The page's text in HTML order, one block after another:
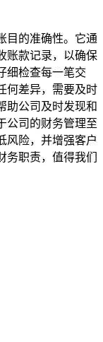
目的准确性。它通
账款记录，以确保
细检查每一笔交
何差异，需要及时
助公司及时发现和
公司的财务管理至
风险，并增强客户
职责，值得我们